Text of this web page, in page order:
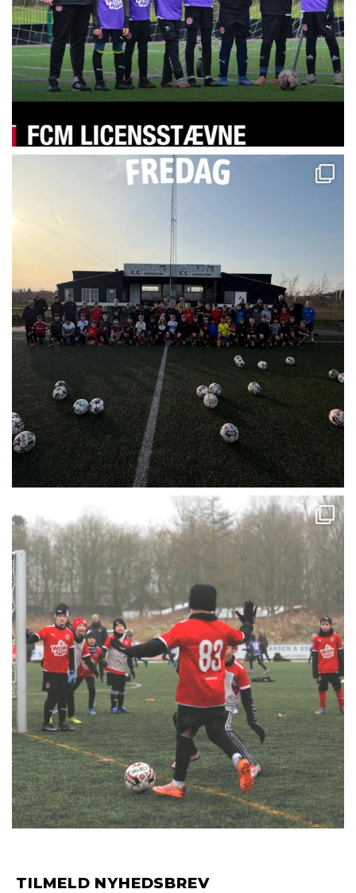
TILMELD NYHEDSBREV